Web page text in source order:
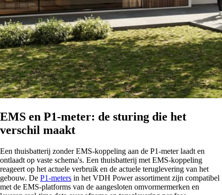
EMS en P1-meter: de sturing die het
verschil maakt
Een thuisbatterij zonder EMS-koppeling aan de P1-meter laadt en
ontlaadt op vaste schema's. Een thuisbatterij met EMS-koppeling
reageert op het actuele verbruik en de actuele teruglevering van het
gebouw. De P1-meters in het VDH Power assortiment zijn compatibel
met de EMS-platforms van de aangesloten omvormermerken en